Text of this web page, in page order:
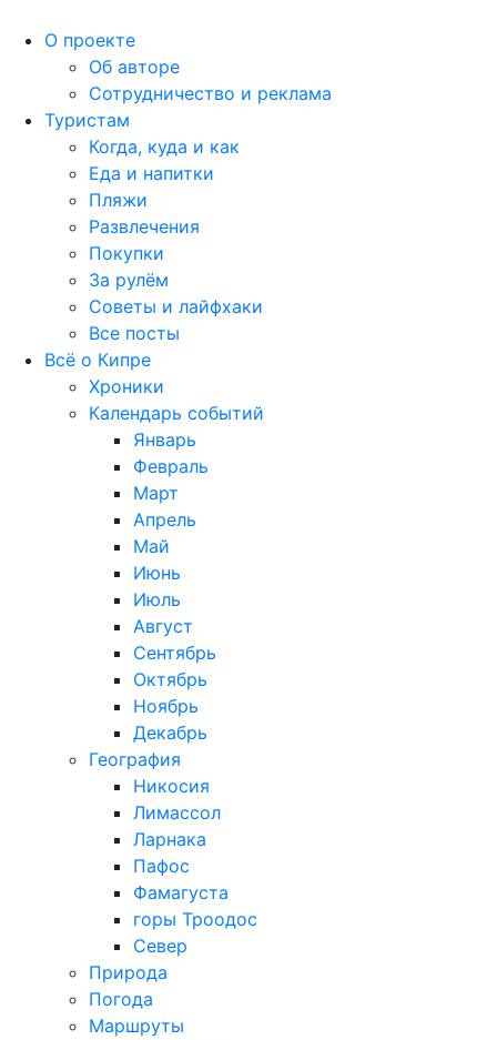
О проекте
Об авторе
Сотрудничество и реклама
Туристам
Когда, куда и как
Еда и напитки
Пляжи
Развлечения
Покупки
За рулём
Советы и лайфхаки
Все посты
Всё о Кипре
Хроники
Календарь событий
Январь
Февраль
Март
Апрель
Май
Июнь
Июль
Август
Сентябрь
Октябрь
Ноябрь
Декабрь
География
Никосия
Лимассол
Ларнака
Пафос
Фамагуста
горы Троодос
Север
Природа
Погода
Маршруты